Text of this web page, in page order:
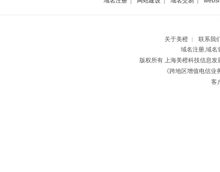
关于美橙 |
联系我
域名注册,域名
版权所有 上海美橙科技信息
《跨地区增值电信
客